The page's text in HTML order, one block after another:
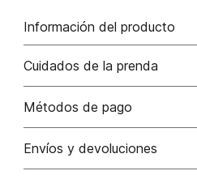
Información del producto
Vestido midi tipo camisero manga
Cuidados de la prenda
Lavado profesional en húmedo
No lavar
Métodos de pago
Tarjetas de crédito: Visa,
Envíos y devoluciones